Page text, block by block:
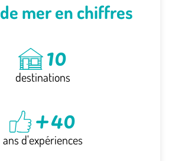
mer en chiffres
10
destinations
+40
ans d'expériences